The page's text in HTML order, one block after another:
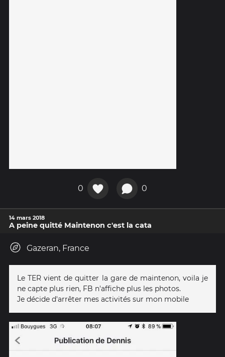
0 0
14 mars 2018
A peine quitté Maintenon c'est la cata
Gazeran, France
Le TER vient de quitter la gare de maintenon, voila je
ne capte plus rien, FB n'affiche plus les photos.
Je décide d'arrêter mes activités sur mon mobile